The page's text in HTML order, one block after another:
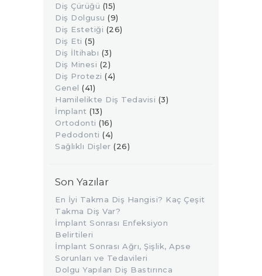
Diş Çürüğü (15)
Diş Dolgusu (9)
Diş Estetiği (26)
Diş Eti (5)
Diş İltihabı (3)
Diş Minesi (2)
Diş Protezi (4)
Genel (41)
Hamilelikte Diş Tedavisi (3)
İmplant (13)
Ortodonti (16)
Pedodonti (4)
Sağlıklı Dişler (26)
Son Yazılar
En İyi Takma Diş Hangisi? Kaç Çeşit
Takma Diş Var?
İmplant Sonrası Enfeksiyon
Belirtileri
İmplant Sonrası Ağrı, Şişlik, Apse
Sorunları ve Tedavileri
Dolgu Yapılan Diş Bastırınca